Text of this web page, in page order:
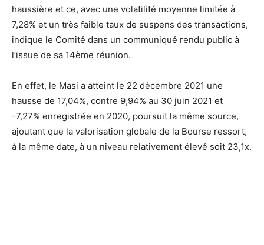
haussière et ce, avec une volatilité moyenne limitée à
7,28% et un très faible taux de suspens des transactions,
indique le Comité dans un communiqué rendu public à
l’issue de sa 14ème réunion.
En effet, le Masi a atteint le 22 décembre 2021 une
hausse de 17,04%, contre 9,94% au 30 juin 2021 et
-7,27% enregistrée en 2020, poursuit la même source,
ajoutant que la valorisation globale de la Bourse ressort,
à la même date, à un niveau relativement élevé soit 23,1x.